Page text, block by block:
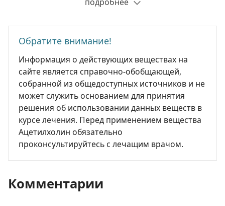
Обратите внимание!
Информация о действующих веществах на
сайте является справочно-обобщающей,
собранной из общедоступных источников и не
может служить основанием для принятия
решения об использовании данных веществ в
курсе лечения. Перед применением вещества
Ацетилхолин обязательно
проконсультируйтесь с лечащим врачом.
Комментарии